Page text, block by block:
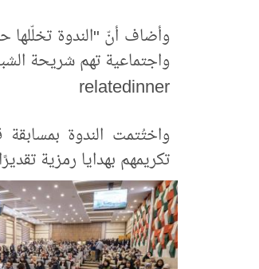
وأضاف أنّ "الندوة تخلّلها
واجتماعية تهم شريحة
relatedinner
واختُتمت الندوة بمسابقة
تكريمهم بهدايا رمزية